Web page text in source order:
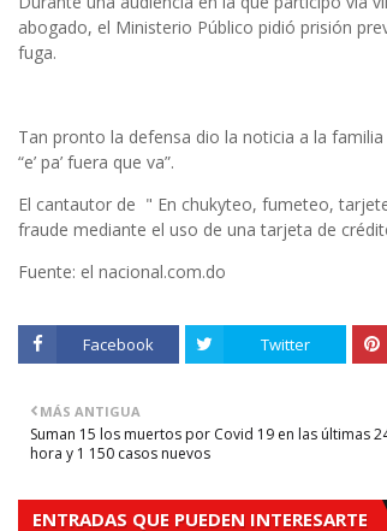
abogado, el Ministerio Público pidió prisión
fuga.
Tan pronto la defensa dio la noticia a la
“e’ pa’ fuera que va”.
El cantautor de " En chukyteo, fumeteo,
fraude mediante el uso de una tarjeta de
Fuente: el nacional.com.do
Facebook Twitter
MÁS ANTIGUA
Suman 15 los muertos por Covid 19 en las últimas
hora y 1 150 casos nuevos
ENTRADAS QUE PUEDEN INTERESARTE